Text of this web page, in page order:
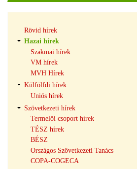
navigáció
Rövid hírek
Hazai hírek
Szakmai hírek
VM hírek
MVH Hírek
Külfölfdi hírek
Uniós hírek
Szövetkezeti hírek
Termelői csoport hírek
TÉSZ hírek
BÉSZ
Országos Szövetkezeti Tanács
COPA-COGECA